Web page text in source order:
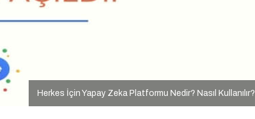
Herkes İçin Yapay Zeka Platformu Nedir? Nasıl Kullanılır?